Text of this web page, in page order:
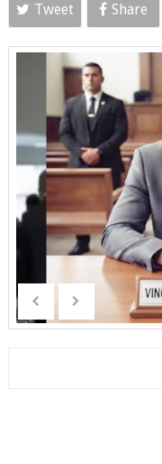
Tweet Share